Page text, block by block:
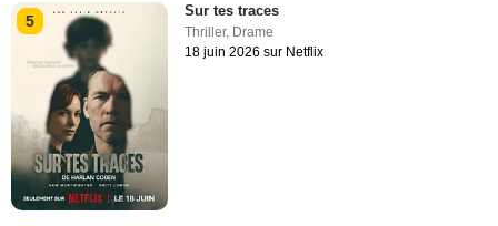
5
Sur tes traces
Thriller, Drame
18 juin 2026 sur Netflix